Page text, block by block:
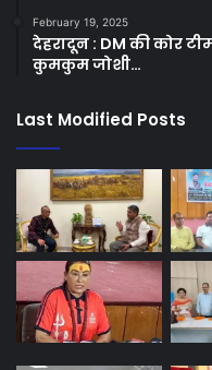
February 19, 2025
देहरादून : DM की कोर
कुमकुम जोशी…
Last Modified Posts